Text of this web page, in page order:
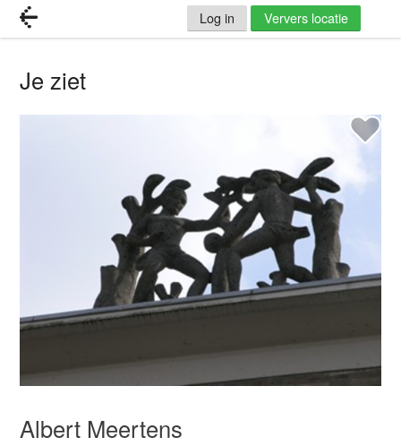
Log in Ververs locatie
Je ziet
Albert Meertens